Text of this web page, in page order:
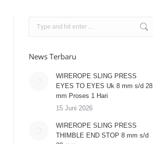
News Terbaru
WIREROPE SLING PRESS
EYES TO EYES Uk 8 mm s/d 28
mm Proses 1 Hari
15 Juni 2026
WIREROPE SLING PRESS
THIMBLE END STOP 8 mm s/d